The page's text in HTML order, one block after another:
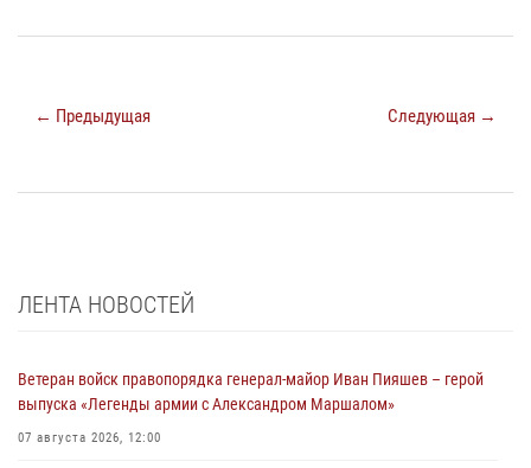
← Предыдущая Следующая →
ЛЕНТА НОВОСТЕЙ
Ветеран войск правопорядка генерал-майор Иван Пияшев – герой
выпуска «Легенды армии с Александром Маршалом»
07 августа 2026, 12:00